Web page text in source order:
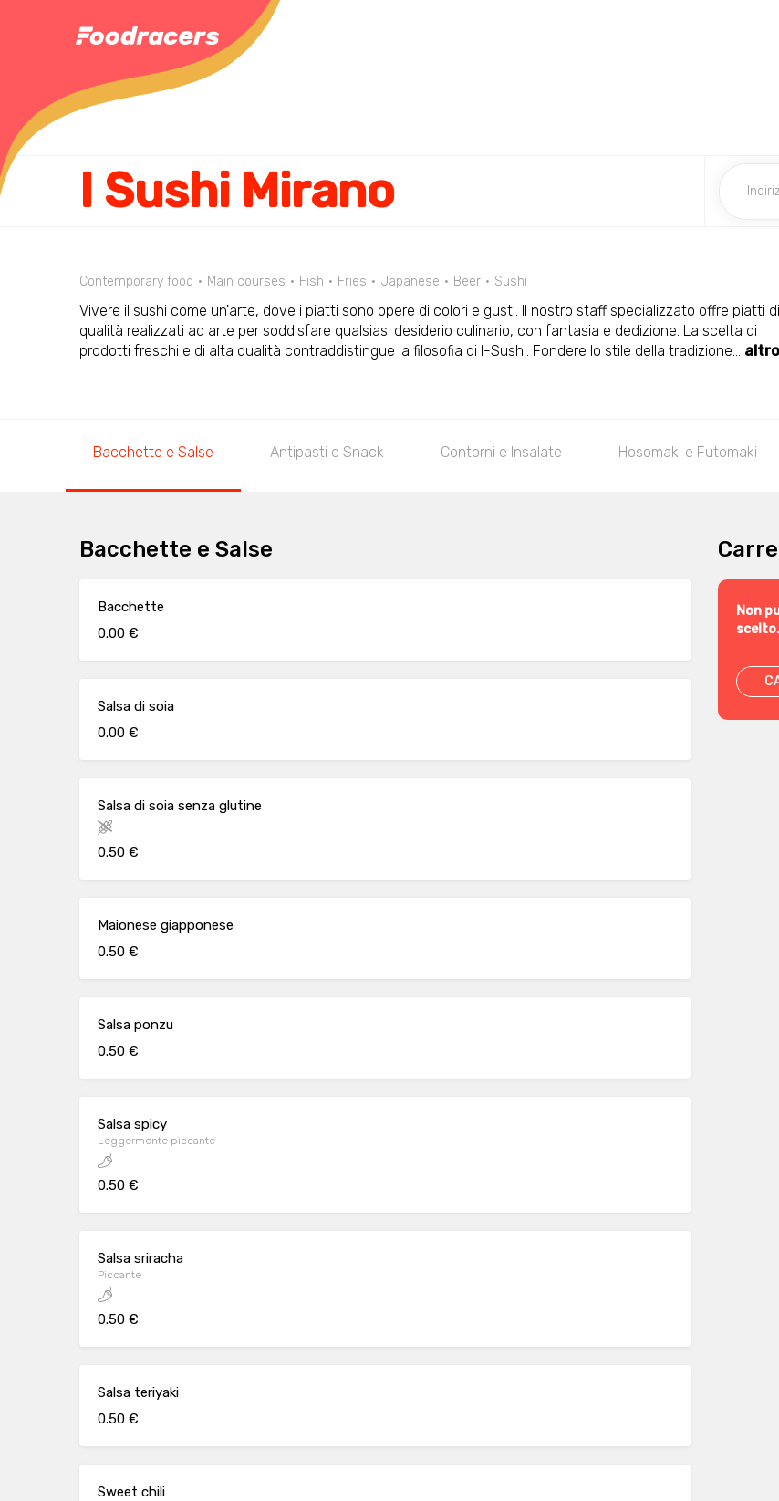
I Sushi Mirano
Contemporary food Main courses Fish Fries Japanese Beer Sushi
Vivere il sushi come un'arte, dove i piatti sono opere di colori e gusti. Il nostro staff specializzato offre piatti di
qualità realizzati ad arte per soddisfare qualsiasi desiderio culinario, con fantasia e dedizione. La scelta di
prodotti freschi e di alta qualità contraddistingue la filosofia di I-Sushi. Fondere lo stile della tradizione... altro
Bacchette e Salse Antipasti e Snack Contorni e Insalate Hosomaki e Futomaki
Bacchette e Salse
Bacchette
0.00 €
Salsa di soia
0.00 €
Salsa di soia senza glutine
0.50 €
Maionese giapponese
0.50 €
Salsa ponzu
0.50 €
Salsa spicy
Leggermente piccante
0.50 €
Salsa sriracha
Piccante
0.50 €
Salsa teriyaki
0.50 €
Sweet chili
Non
scelto.